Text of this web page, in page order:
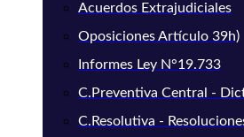
Acuerdos Extrajudiciales
Oposiciones Artículo 39h)
Informes Ley N°19.733
C.Preventiva Central -
C.Resolutiva -